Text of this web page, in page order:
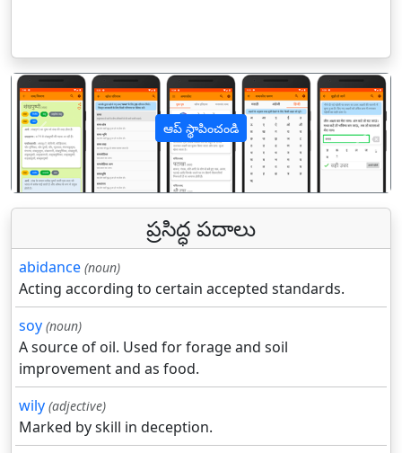
ఆప్ స్థాపించండి
पिछला
ప్రసిద్ధ పదాలు
abidance (noun)
Acting according to certain accepted standards.
soy (noun)
A source of oil. Used for forage and soil
improvement and as food.
wily (adjective)
Marked by skill in deception.